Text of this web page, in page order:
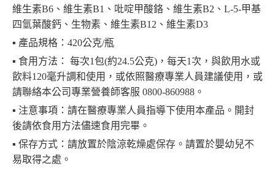
維生素B6、維生素B1、吡啶甲酸鉻、維生素B2、L-5-甲基
四氫葉酸鈣、生物素、維生素B12、維生素D3
▪︎ 產品規格：420公克/瓶
▪︎ 食用方法： 每次1包(約24.5公克)，每天1次，與飲用水或
飲料120毫升調和使用，或依照醫療專業人員建議使用，或
請聯絡本公司專業營養師客服 0800-860988。
▪︎ 注意事項：請在醫療專業人員指導下使用本產品。開封
後請依食用方法儘速食用完畢。
▪︎ 保存方式：請放置於陰涼乾燥處保存。請置於嬰幼兒不
易取得之處。